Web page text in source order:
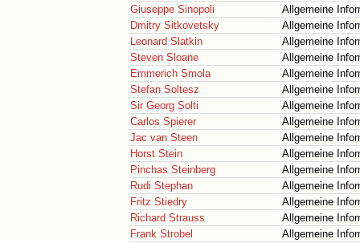
Giuseppe Sinopoli
Allgemeine
Dmitry Sitkovetsky
Allgemeine
Leonard Slatkin
Allgemeine
Steven Sloane
Allgemeine
Emmerich Smola
Allgemeine
Stefan Soltesz
Allgemeine
Sir Georg Solti
Allgemeine
Carlos Spierer
Allgemeine
Jac van Steen
Allgemeine
Horst Stein
Allgemeine
Pinchas Steinberg
Allgemeine
Rudi Stephan
Allgemeine
Fritz Stiedry
Allgemeine
Richard Strauss
Allgemeine
Frank Strobel
Allgemeine